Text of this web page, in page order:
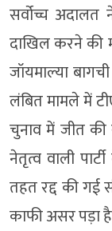
सर्वोच्च
दाखिल करने की
जॉयमाल्या
लंबित मामले में
चुनाव में जीत की
नेतृत्व वाली
तहत रद्द की गई
काफी असर पड़ा